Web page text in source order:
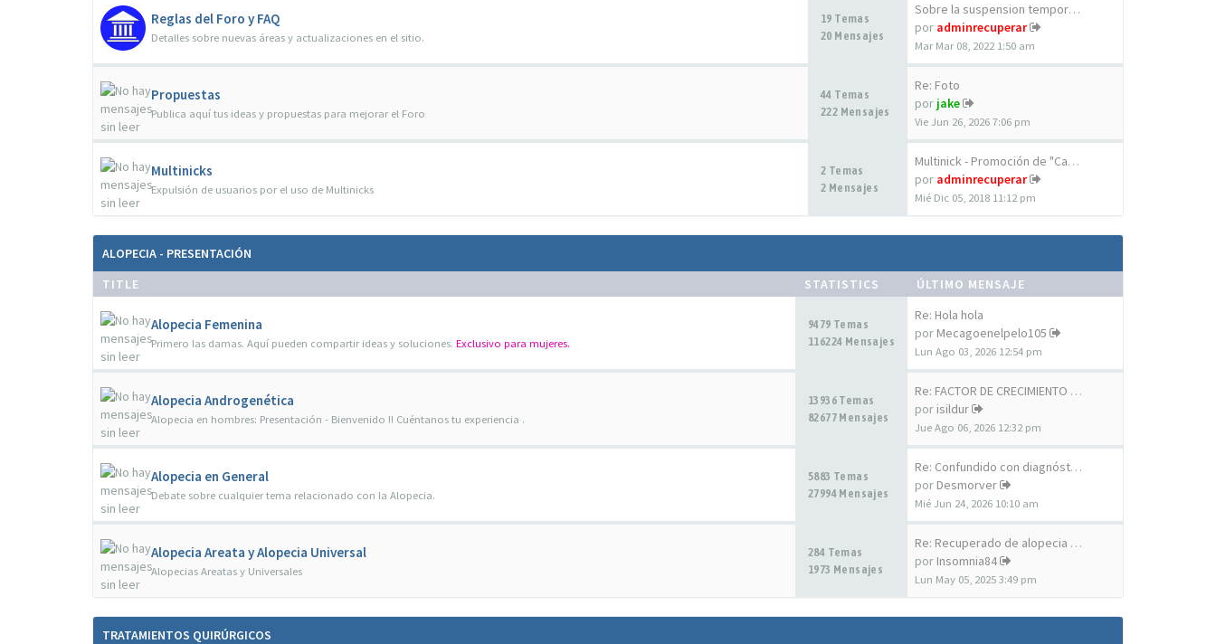
Reglas del Foro y FAQ
Detalles sobre nuevas áreas y actualizaciones en el sitio.
19 Temas
20 Mensajes
Sobre la suspension temporal …
por adminrecuperar
Mar Mar 08, 2022 1:50 am
Propuestas
Publica aquí tus ideas y propuestas para mejorar el Foro
44 Temas
222 Mensajes
Re: Foto
por jake
Vie Jun 26, 2026 7:06 pm
Multinicks
Expulsión de usuarios por el uso de Multinicks
2 Temas
2 Mensajes
Multinick - Promoción de "Cap…
por adminrecuperar
Mié Dic 05, 2018 11:12 pm
ALOPECIA - PRESENTACIÓN
TITLE
STATISTICS ÚLTIMO MENSAJE
Alopecia Femenina
Primero las damas. Aquí pueden compartir ideas y soluciones. Exclusivo para mujeres.
9479 Temas
116224 Mensajes
Re: Hola hola
por Mecagoenelpelo105
Lun Ago 03, 2026 12:54 pm
Alopecia Androgenética
Alopecia en hombres: Presentación - Bienvenido !! Cuéntanos tu experiencia .
13936 Temas
82677 Mensajes
Re: FACTOR DE CRECIMIENTO CAP…
por isildur
Jue Ago 06, 2026 12:32 pm
Alopecia en General
Debate sobre cualquier tema relacionado con la Alopecia.
5883 Temas
27994 Mensajes
Re: Confundido con diagnóstic…
por Desmorver
Mié Jun 24, 2026 10:10 am
Alopecia Areata y Alopecia Universal
Alopecias Areatas y Universales
284 Temas
1973 Mensajes
Re: Recuperado de alopecia un…
por Insomnia84
Lun May 05, 2025 3:49 pm
TRATAMIENTOS QUIRÚRGICOS